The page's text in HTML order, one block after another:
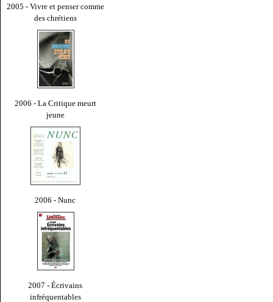
2005 - Vivre et penser comme
des chrétiens
2006 - La Critique meurt
jeune
2006 - Nunc
2007 - Écrivains
infréquentables